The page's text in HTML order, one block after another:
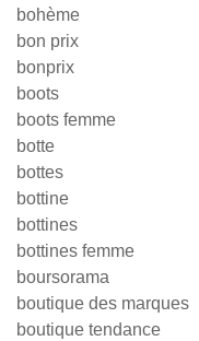
bohème
bon prix
bonprix
boots
boots femme
botte
bottes
bottine
bottines
bottines femme
boursorama
boutique des marques
boutique tendance